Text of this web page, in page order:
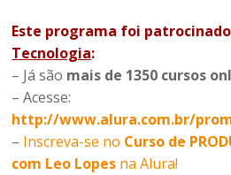
Este programa foi
Tecnologia:
– Já são mais de 1350 cursos
– Acesse:
http://www.alura.com.br/
– Inscreva-se no Curso de
com Leo Lopes na Alura!